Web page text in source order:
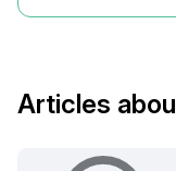
Articles